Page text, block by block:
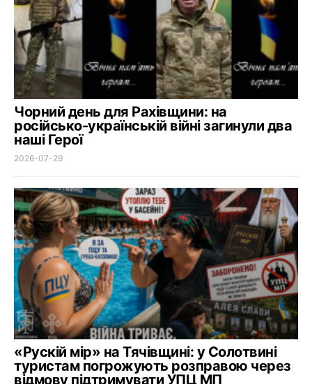
Чорний день для Рахівщини: на
російсько-українській війні загинули два
наші Герої
2026-07-29
«Рускій мір» на Тячівщині: у Солотвині
туристам погрожують розправою через
відмову підтримувати УПЦ МП